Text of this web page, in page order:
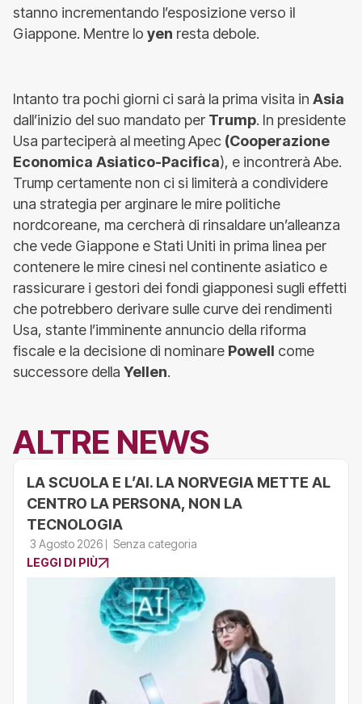
stanno incrementando l’esposizione verso il
Giappone. Mentre lo yen resta debole.
Intanto tra pochi giorni ci sarà la prima visita in Asia
dall’inizio del suo mandato per Trump. In presidente
Usa parteciperà al meeting Apec (Cooperazione
Economica Asiatico-Pacifica), e incontrerà Abe.
Trump certamente non ci si limiterà a condividere
una strategia per arginare le mire politiche
nordcoreane, ma cercherà di rinsaldare un’alleanza
che vede Giappone e Stati Uniti in prima linea per
contenere le mire cinesi nel continente asiatico e
rassicurare i gestori dei fondi giapponesi sugli effetti
che potrebbero derivare sulle curve dei rendimenti
Usa, stante l’imminente annuncio della riforma
fiscale e la decisione di nominare Powell come
successore della Yellen.
ALTRE NEWS
LA SCUOLA E L’AI. LA NORVEGIA METTE AL
CENTRO LA PERSONA, NON LA
TECNOLOGIA
3 Agosto 2026
Senza categoria
LEGGI DI PIÙ